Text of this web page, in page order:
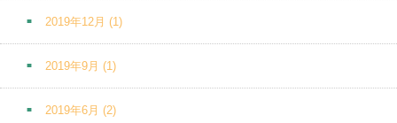
2019年12月 (1)
2019年9月 (1)
2019年6月 (2)